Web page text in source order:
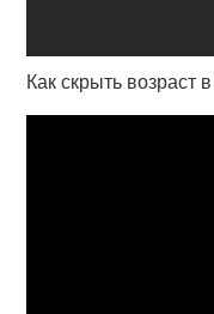
Как скрыть возраст